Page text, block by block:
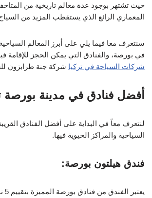
حيث تشتهر بوجود عدة معالم تاريخية من
المعماري الرائع الذي يستقطب المزيد من
سنتعرف معا فيما يلي على أبرز المعالم
في بورصة، والفنادق التي يمكن الحجز للإقامة
شركات السياحة في تركيا شركة جنة طرابزون
أفضل فنادق في مدينة بورصة
لنتعرف معاً في البداية على أفضل الفنادق
السياحية والمراكز الحيوية فيها.
فندق هيلتون بورصة: